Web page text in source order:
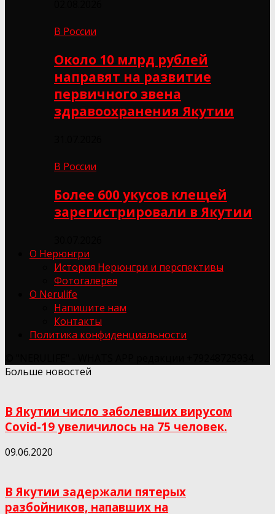
В России
Около 10 млрд рублей
направят на развитие
первичного звена
здравоохранения Якутии
В России
Более 600 укусов клещей
зарегистрировали в Якутии
О Нерюнгри
История Нерюнгри и перспективы
Фотогалерея
О Nerulife
Напишите нам
Контакты
Политика конфиденциальности
Больше новостей
В Якутии число заболевших вирусом
Covid-19 увеличилось на 75 человек.
09.06.2020
В Якутии задержали пятерых
разбойников, напавших на